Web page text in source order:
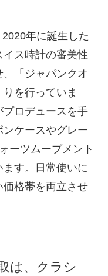
年に誕生した
ス時計の審美性
「ジャパンクオ
を行っていま
ロデュースを手
ケースやグレー
ーツムーブメント
す。日常使いに
格帯を両立させ
は、クラシ